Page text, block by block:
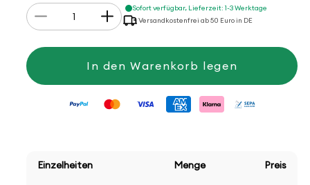
Anzahl
Verringere
die
für
Adventskranz
Erhöhe
die
Strickset
Adventskranz
Sofort verfügbar, Lieferzeit: 1-3 Werktage
Versandkostenfrei ab 50 Euro in DE
In den Warenkorb legen
Einzelheiten Menge Preis